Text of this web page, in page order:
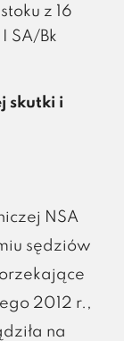
z 16
SA/Bk
skutki i
NSA
sędziów
2012 r.,
na